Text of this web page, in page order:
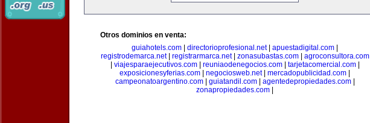
Otros dominios en venta:
guiahotels.com
directorioprofesional.net| apuestadigital.com
registrodemarca.net| registrarmarca.net| zonasubastas.com| agroconsultora.com
viajesparaejecutivos.com| reuniaodenegocios.com| tarjetacomercial.com|
exposicionesyferias.com
negociosweb.net| mercadopublicidad.com
campeonatoargentino.com| guiatandil.com| agentedepropiedades.com|
zonapropiedades.com